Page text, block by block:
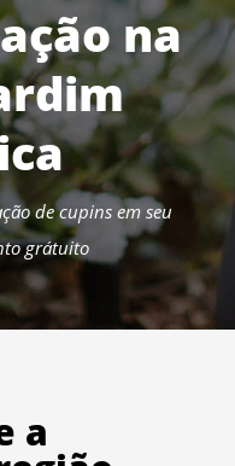
na
de cupins em seu
grátuito
a